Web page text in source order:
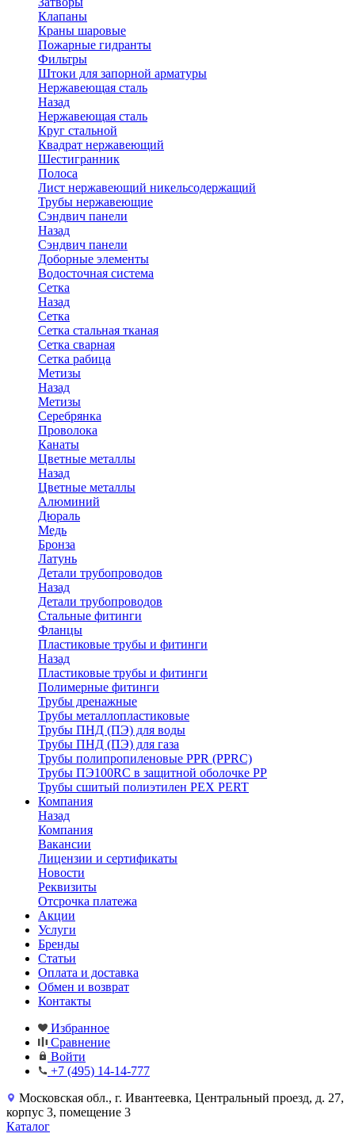
Клапаны
Краны шаровые
Пожарные гидранты
Фильтры
Штоки для запорной арматуры
Нержавеющая сталь
Назад
Нержавеющая сталь
Круг стальной
Квадрат нержавеющий
Шестигранник
Полоса
Лист нержавеющий никельсодержащий
Трубы нержавеющие
Сэндвич панели
Назад
Сэндвич панели
Доборные элементы
Водосточная система
Сетка
Назад
Сетка
Сетка стальная тканая
Сетка сварная
Сетка рабица
Метизы
Назад
Метизы
Серебрянка
Проволока
Канаты
Цветные металлы
Назад
Цветные металлы
Алюминий
Дюраль
Медь
Бронза
Латунь
Детали трубопроводов
Назад
Детали трубопроводов
Стальные фитинги
Фланцы
Пластиковые трубы и фитинги
Назад
Пластиковые трубы и фитинги
Полимерные фитинги
Трубы дренажные
Трубы металлопластиковые
Трубы ПНД (ПЭ) для воды
Трубы ПНД (ПЭ) для газа
Трубы полипропиленовые PPR (PPRC)
Трубы ПЭ100RC в защитной оболочке PP
Трубы сшитый полиэтилен PEX PERT
Компания
Назад
Компания
Вакансии
Лицензии и сертификаты
Новости
Реквизиты
Отсрочка платежа
Акции
Услуги
Бренды
Статьи
Оплата и доставка
Обмен и возврат
Контакты
Избранное
Сравнение
Войти
+7 (495) 14-14-777
Московская обл., г. Ивантеевка, Центральный проезд, д. 27,
корпус 3, помещение 3
Каталог